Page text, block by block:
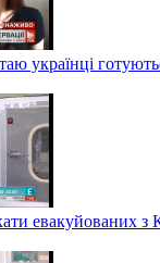
українці
евакуйованих з